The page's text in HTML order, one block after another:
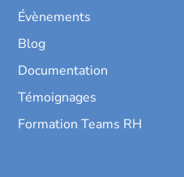
Évènements
Blog
Documentation
Témoignages
Formation Teams RH